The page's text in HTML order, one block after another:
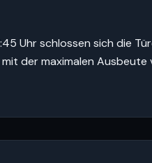
Uhr schlossen sich die
der maximalen Ausbeute